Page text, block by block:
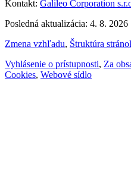
Kontakt: Galileo Corporation
Posledná aktualizácia: 4. 8. 2026
Zmena vzhľadu, Štruktúra
Vyhlásenie o prístupnosti, Za
Cookies, Webové sídlo